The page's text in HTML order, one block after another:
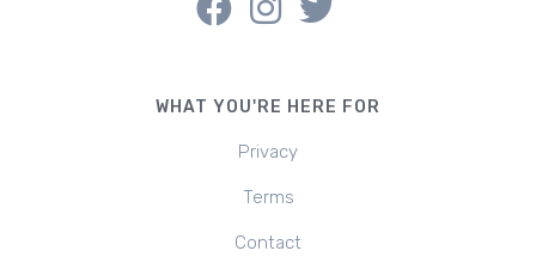
WHAT YOU'RE HERE FOR
Privacy
Terms
Contact